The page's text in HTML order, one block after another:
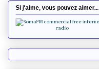
Si j'aime, vous pouvez aimer...